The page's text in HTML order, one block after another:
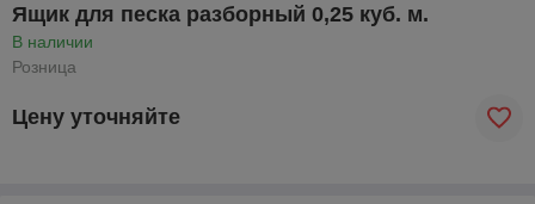
Ящик для песка разборный 0,25 куб. м.
В наличии
Розница
Цену уточняйте